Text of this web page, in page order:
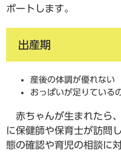
ポートします。
出産期
産後の体調が優れない
おっぱいが足りてい
赤ちゃんが生まれたら
に保健師や保育士が訪問
態の確認や育児の相談に